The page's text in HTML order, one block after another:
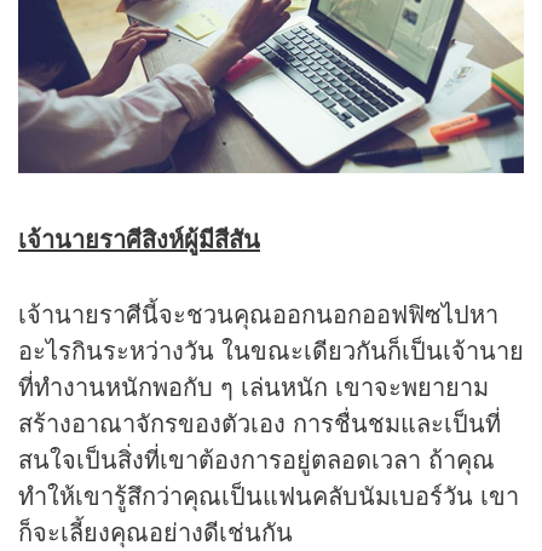
เจ้านายราศีสิงห์ผู้มีสีสัน
เจ้านายราศีนี้จะชวนคุณออกนอกออฟฟิซไปหา
อะไรกินระหว่างวัน ในขณะเดียวกันก็เป็นเจ้านาย
ที่ทำงานหนักพอกับ ๆ เล่นหนัก เขาจะพยายาม
สร้างอาณาจักรของตัวเอง การชื่นชมและเป็นที่
สนใจเป็นสิ่งที่เขาต้องการอยู่ตลอดเวลา ถ้าคุณ
ทำให้เขารู้สึกว่าคุณเป็นแฟนคลับนัมเบอร์วัน เขา
ก็จะเลี้ยงคุณอย่างดีเช่นกัน